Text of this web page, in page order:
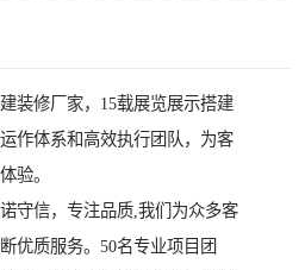
装修厂家，15载展览展示搭建
作体系和高效执行团队，为客
验。
守信，专注品质,我们为众多客
优质服务。50名专业项目团